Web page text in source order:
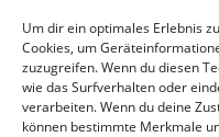
Um dir ein optimales Erlebnis
Cookies, um
zuzugreifen. Wenn du diesen
wie das Surfverhalten oder
verarbeiten. Wenn du deine
können bestimmte Merkmale
Grundstückserwerbe von
dem
liegen, wobei im Falle
Gegenleistung unter